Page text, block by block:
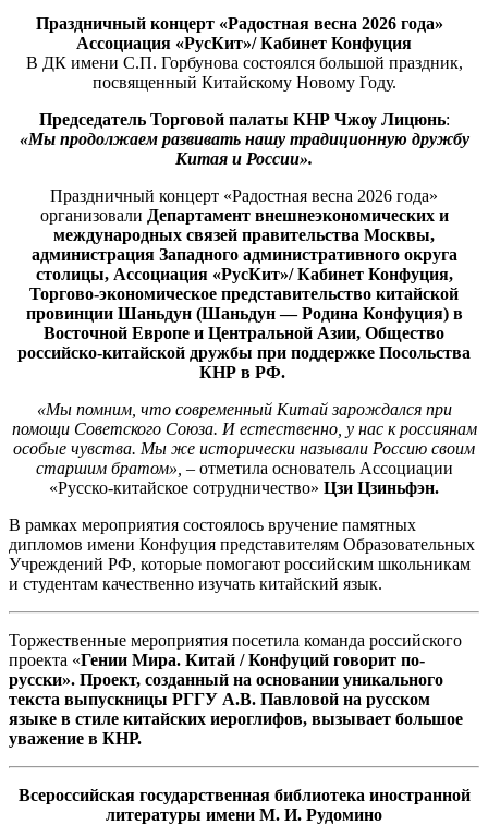
Праздничный концерт «Радостная весна 2026 года»
Ассоциация «РусКит»/ Кабинет Конфуция
В ДК имени С.П. Горбунова состоялся большой праздник,
посвященный Китайскому Новому Году.
Председатель Торговой палаты КНР Чжоу Лицюнь:
«Мы продолжаем развивать нашу традиционную дружбу
Китая и России».
Праздничный концерт «Радостная весна 2026 года»
организовали Департамент внешнеэкономических и
международных связей правительства Москвы,
администрация Западного административного округа
столицы, Ассоциация «РусКит»/ Кабинет Конфуция,
Торгово-экономическое представительство китайской
провинции Шаньдун (Шаньдун — Родина Конфуция) в
Восточной Европе и Центральной Азии, Общество
российско-китайской дружбы при поддержке Посольства
КНР в РФ.
«Мы помним, что современный Китай зарождался при
помощи Советского Союза. И естественно, у нас к россиянам
особые чувства. Мы же исторически называли Россию своим
старшим братом», – отметила основатель Ассоциации
«Русско-китайское сотрудничество» Цзи Цзиньфэн.
В рамках мероприятия состоялось вручение памятных
дипломов имени Конфуция представителям Образовательных
Учреждений РФ, которые помогают российским школьникам
и студентам качественно изучать китайский язык.
Торжественные мероприятия посетила команда российского
проекта «Гении Мира. Китай / Конфуций говорит по-
русски». Проект, созданный на основании уникального
текста выпускницы РГГУ А.В. Павловой на русском
языке в стиле китайских иероглифов, вызывает большое
уважение в КНР.
Всероссийская государственная библиотека иностранной
литературы имени М. И. Рудомино